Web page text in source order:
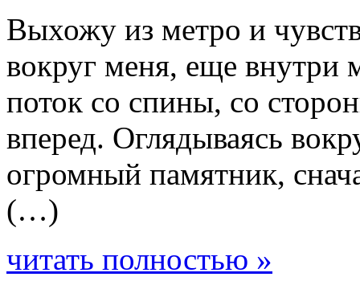
Выхожу из метро и
вокруг меня, еще внутри
поток со спины, со
вперед. Оглядываясь
огромный памятник,
(…)
читать полностью »